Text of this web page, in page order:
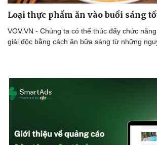
Loại thực phẩm ăn vào buổi sáng
VOV.VN - Chúng ta có thể thúc đẩy chức
giải độc bằng cách ăn bữa sáng từ những